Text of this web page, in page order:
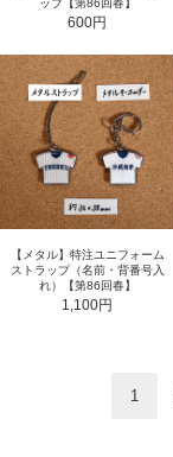
ップ【第86回春】
600円
【メタル】特注ユニフォーム
ストラップ（名前・背番号入
れ）【第86回春】
1,100円
1